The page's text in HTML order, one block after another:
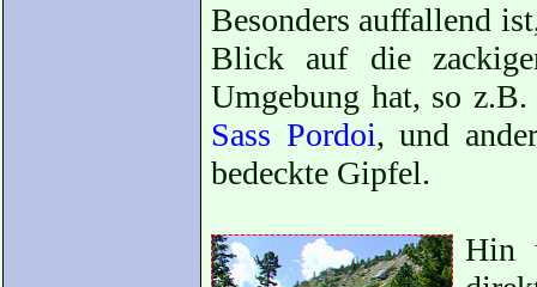
Besonders auffallend
Blick auf die
Umgebung hat, so
Sass Pordoi, und
bedeckte Gipfel.
Hin